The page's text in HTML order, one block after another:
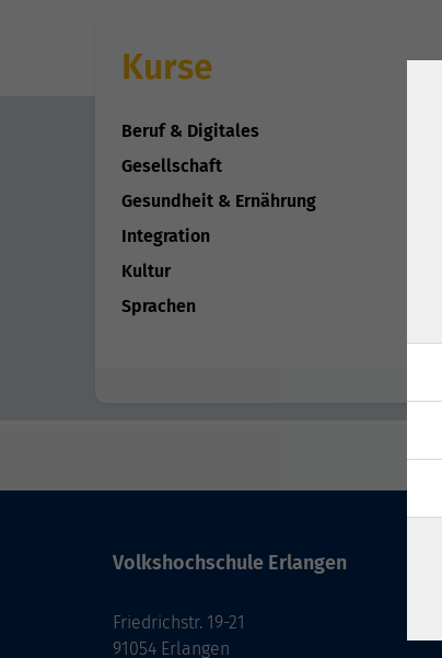
Kurse
Beruf & Digitales
Gesellschaft
Gesundheit & Ernährung
Integration
Kultur
Sprachen
Volkshochschule Erlangen
Friedrichstr. 19-21
91054 Erlangen